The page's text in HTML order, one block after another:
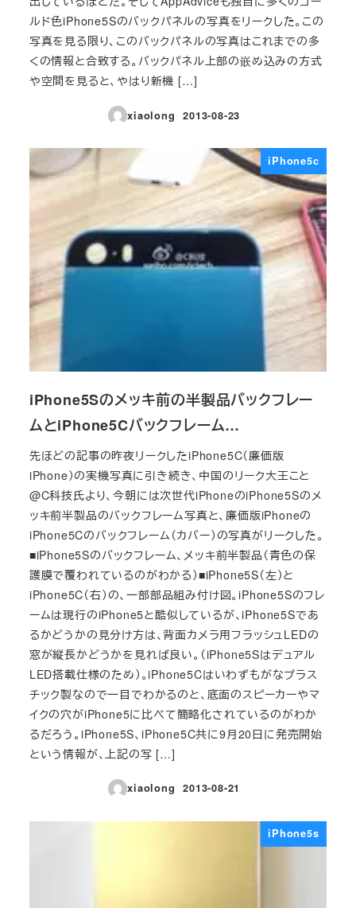
ルド色iPhone5Sのバックパネルの写真をリークした。この
写真を見る限り、このバックパネルの写真はこれまでの多
くの情報と合致する。バックパネル上部の嵌め込みの方式
や空間を見ると、やはり新機 […]
xiaolong
投稿日
2013-08-23
iPhone5c
iPhone5Sのメッキ前の半製品バックフレー
ムとiPhone5Cバックフレーム…
先ほどの記事の昨夜リークしたiPhone5C（廉価版
iPhone）の実機写真に引き続き、中国のリーク大王こと
@C科技氏より、今朝には次世代iPhoneのiPhone5Sのメ
ッキ前半製品のバックフレーム写真と、廉価版iPhoneの
iPhone5Cのバックフレーム（カバー）の写真がリークした。
■iPhone5Sのバックフレーム、メッキ前半製品（青色の保
護膜で覆われているのがわかる）■iPhone5S（左）と
iPhone5C（右）の、一部部品組み付け図。iPhone5Sのフレ
ームは現行のiPhone5と酷似しているが、iPhone5Sであ
るかどうかの見分け方は、背面カメラ用フラッシュLEDの
窓が縦長かどうかを見れば良い。（iPhone5Sはデュアル
LED搭載仕様のため）。iPhone5Cはいわずもがなプラス
チック製なので一目でわかるのと、底面のスピーカーやマ
イクの穴がiPhone5に比べて簡略化されているのがわか
るだろう。iPhone5S、iPhone5C共に9月20日に発売開始
という情報が、上記の写 […]
xiaolong
投稿日
2013-08-21
iPhone5s